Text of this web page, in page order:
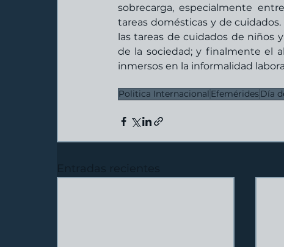
sobrecarga, especialmente
tareas domésticas y de
las tareas de cuidados de niños
de la sociedad; y finalmente el
inmersos en la informalidad
Politica Internacional EfeméridesDía